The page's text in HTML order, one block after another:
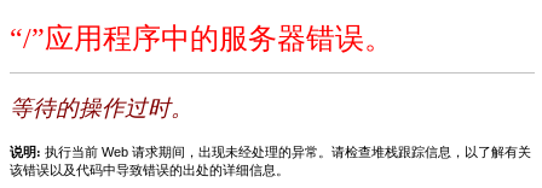
“/”应用程序中的服务器错误。
等待的操作过时。
说明: 执行当前 Web 请求期间，出现未经处理的异常。请检查堆栈跟踪信息，以了解有关
该错误以及代码中导致错误的出处的详细信息。